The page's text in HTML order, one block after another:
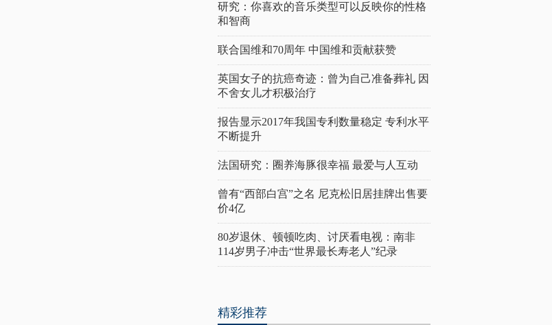
研究：你喜欢的音乐类型可以反映你的性格
和智商
联合国维和70周年 中国维和贡献获赞
英国女子的抗癌奇迹：曾为自己准备葬礼 因
不舍女儿才积极治疗
报告显示2017年我国专利数量稳定 专利水平
不断提升
法国研究：圈养海豚很幸福 最爱与人互动
曾有“西部白宫”之名 尼克松旧居挂牌出售要
价4亿
80岁退休、顿顿吃肉、讨厌看电视：南非
114岁男子冲击“世界最长寿老人”纪录
精彩推荐